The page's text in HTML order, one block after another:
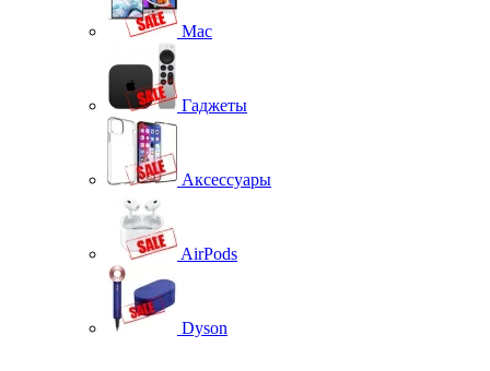
Mac
Гаджеты
Аксессуары
AirPods
Dyson